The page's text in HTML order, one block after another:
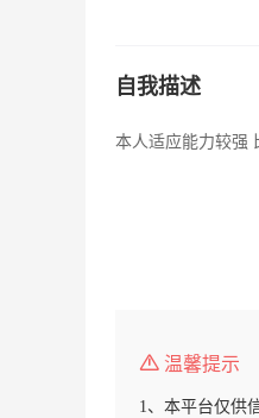
自我描述
本人适应能力较强
温馨提示
1、本平台仅供